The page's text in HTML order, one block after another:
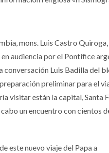
mons. Luis Castro
audiencia por el Pontífice
conversación Luis Badilla del
preliminar para el
visitar están la capital, Santa
un encuentro con cientos
este nuevo viaje del Papa a